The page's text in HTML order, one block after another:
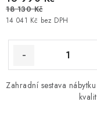
14 041 Kč bez DPH
18 130 Kč
Zahradní sestava